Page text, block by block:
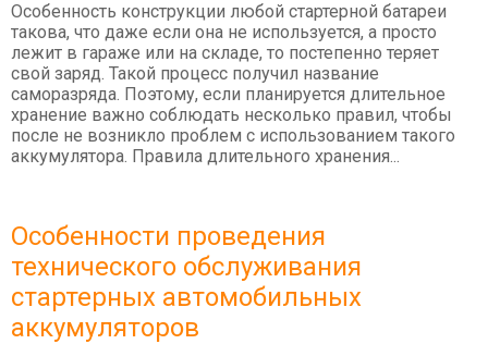
Особенность конструкции любой стартерной батареи
такова, что даже если она не используется, а просто
лежит в гараже или на складе, то постепенно теряет
свой заряд. Такой процесс получил название
саморазряда. Поэтому, если планируется длительное
хранение важно соблюдать несколько правил, чтобы
после не возникло проблем с использованием такого
аккумулятора. Правила длительного хранения...
Особенности проведения
технического обслуживания
стартерных автомобильных
аккумуляторов